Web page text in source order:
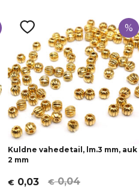
%
Kuldne vahedetail, lm.3 mm, auk
2 mm
€0,04
Algne
€ 0,03
Current